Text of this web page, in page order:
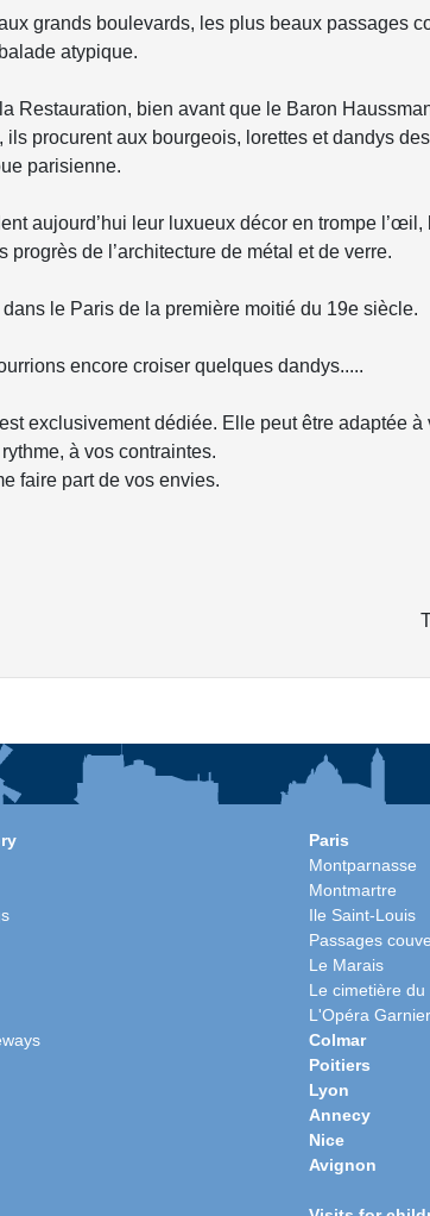
grands boulevards, les plus beaux passages
atypique.
Restauration, bien avant que le Baron
ils procurent aux bourgeois, lorettes et dandys
parisienne.
aujourd’hui leur luxueux décor en trompe
progrès de l’architecture de métal et de verre.
le Paris de la première moitié du 19e siècle.
encore croiser quelques dandys.....
exclusivement dédiée. Elle peut être adaptée à
à vos contraintes.
faire part de vos envies.
Paris
Montparnasse
Montmartre
Ile Saint-Louis
Passages
Le Marais
Le cimetière
L'Opéra Garnier
Colmar
Poitiers
Lyon
Annecy
Nice
Avignon